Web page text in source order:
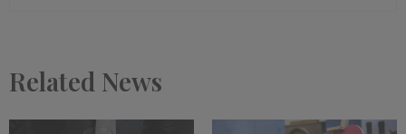
Related News